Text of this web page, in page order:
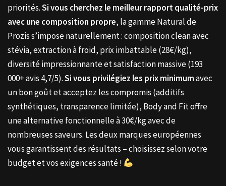
priorités.Si vous cherchez le meilleur rapport qualité-prix
avec une composition propre, la gamme Natural de
Prozis s’impose naturellement : composition clean avec
stévia, extraction à froid, prix imbattable (28€/kg),
diversité impressionnante et satisfaction massive (193
000+ avis 4,7/5).Si vous privilégiez les prix minimumavec
un bon goût et acceptez les compromis (additifs
synthétiques, transparence limitée), Body and Fit offre
une alternative fonctionnelle à 30€/kg avec de
nombreuses saveurs. Les deux marques européennes
vous garantissent des résultats – choisissez selon votre
budget et vos exigences santé !